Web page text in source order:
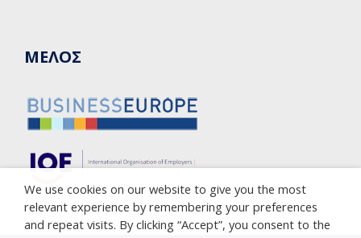
ΜΕΛΟΣ
We use cookies on our website to give you the most
relevant experience by remembering your preferences
and repeat visits. By clicking “Accept”, you consent to the